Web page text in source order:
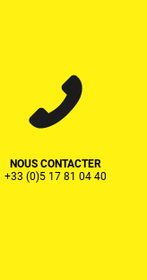
NOUS CONTACTER
+33 (0)5 17 81 04 40